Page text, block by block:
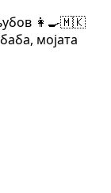
👩‍🍳🇲🇰
мојата